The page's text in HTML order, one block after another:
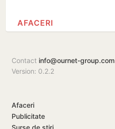
AFACERI
Contact info@ournet-group.com
Version: 0.2.2
Afaceri
Publicitate